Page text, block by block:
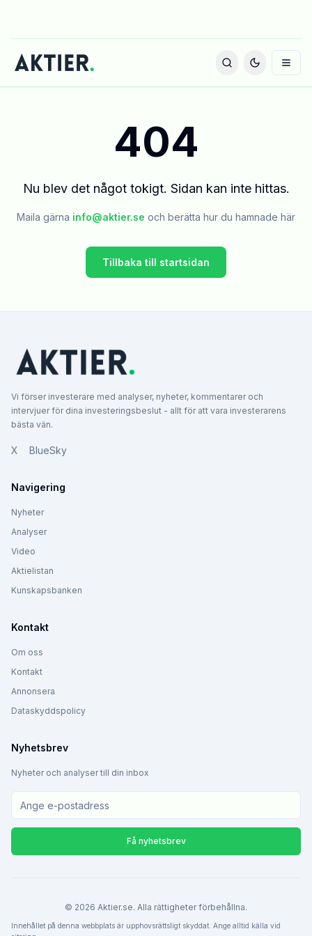
404
Nu blev det något tokigt. Sidan kan inte hittas.
Maila gärna info@aktier.se och berätta hur du hamnade här
Tillbaka till startsidan
Vi förser investerare med analyser, nyheter, kommentarer och
intervjuer för dina investeringsbeslut - allt för att vara investerarens
bästa vän.
X BlueSky
Navigering
Nyheter
Analyser
Video
Aktielistan
Kunskapsbanken
Kontakt
Om oss
Kontakt
Annonsera
Dataskyddspolicy
Nyhetsbrev
Nyheter och analyser till din inbox
Få nyhetsbrev
© 2026 Aktier.se. Alla rättigheter förbehållna.
Innehållet på denna webbplats är upphovsrättsligt skyddat. Ange alltid källa vid